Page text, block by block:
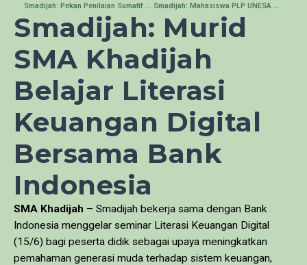
Smadijah: Pekan Penilaian Sumatif Akhir Tahun Semester Genap TA 2025/2026 Smadijah: Mahasiswa PLP UNESA Resmi Ditarik dari SMA Khadijah, Tinggalkan Berbagai Pengalaman Berharga
Smadijah: Murid
SMA Khadijah
Belajar Literasi
Keuangan Digital
Bersama Bank
Indonesia
SMA Khadijah – Smadijah bekerja sama dengan Bank
Indonesia menggelar seminar Literasi Keuangan Digital
(15/6) bagi peserta didik sebagai upaya meningkatkan
pemahaman generasi muda terhadap sistem keuangan,